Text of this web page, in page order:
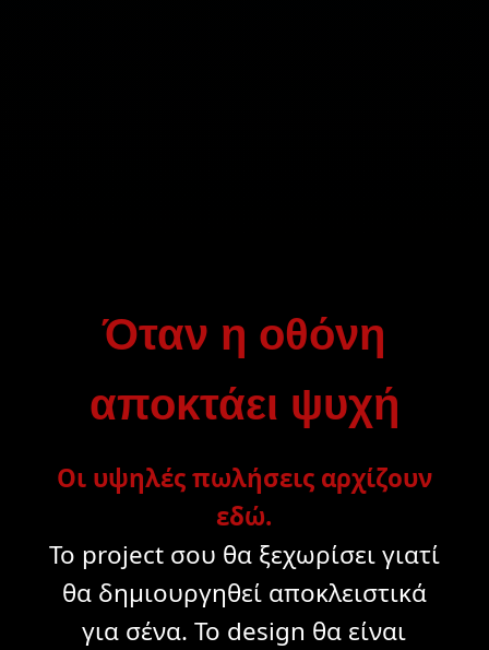
Όταν η οθόνη
αποκτάει ψυχή
Οι υψηλές πωλήσεις αρχίζουν
εδώ.
Το project σου θα ξεχωρίσει γιατί
θα δημιουργηθεί αποκλειστικά
για σένα. Το design θα είναι